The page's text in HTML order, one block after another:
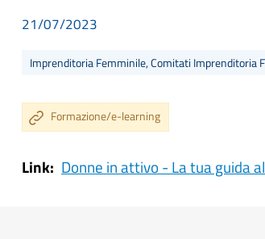
21/07/2023
Imprenditoria Femminile, Comitati Imprenditoria
Formazione/e-learning
Link Donne in attivo - La tua guida